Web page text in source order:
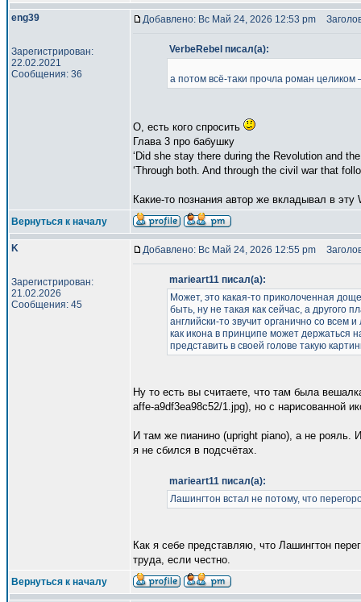
eng39
Зарегистрирован:
22.02.2021
Сообщения: 36
Добавлено: Вс Май 24, 2026 12:53 pm
VerbeRebel писал(а):
а потом всё-таки прочла роман целиком
О, есть кого спросить
Глава 3 про бабушку
‘Did she stay there during the Revolution and
‘Through both. And through the civil war that
Какие-то познания автор же вкладывал в эту
Вернуться к началу
K
Зарегистрирован:
21.02.2026
Сообщения: 45
Добавлено: Вс Май 24, 2026 12:55 pm
marieart11 писал(а):
Может, это какая-то приколоченная
быть, ну не такая как сейчас, а другого
английски-то звучит органично со всем
как икона в принципе может держаться
представить в своей голове такую
Ну то есть вы считаете, что там была
affe-a9df3ea98c52/1.jpg), но с нарисованной
И там же пианино (upright piano), а не рояль.
я не сбился в подсчётах.
marieart11 писал(а):
Лашингтон встал не потому, что
Как я себе представляю, что Лашингтон
труда, если честно.
Вернуться к началу